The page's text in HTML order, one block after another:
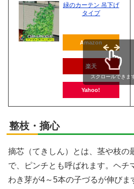
緑のカーテン 吊下げ
タイプ
Amazon
楽天
Yahoo!
スクロールできま
整枝・摘心
摘芯（てきしん）とは、茎や枝の
で、ピンチとも呼ばれます。ヘチ
わき芽が4～5本の子づるが伸びま